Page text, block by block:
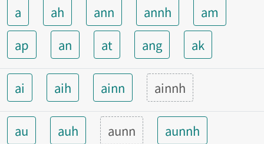
a ah ann annh
am
ap
an at ang ak
ai aih ainn ainnh
au auh aunn aunnh